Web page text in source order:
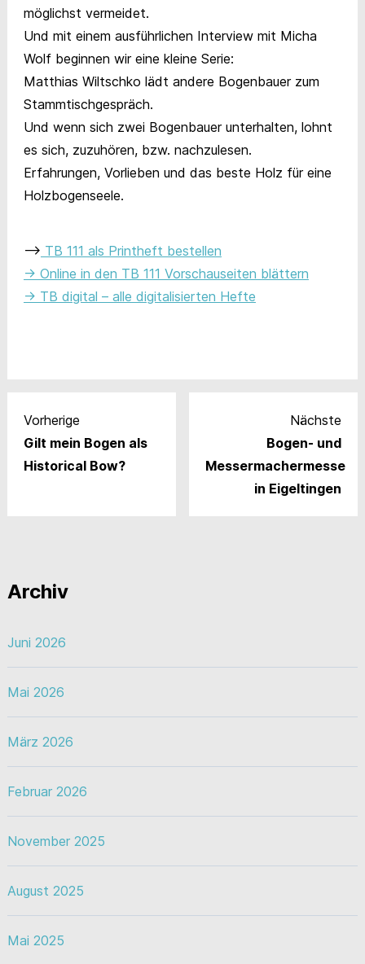
möglichst vermeidet.
Und mit einem ausführlichen Interview mit Micha
Wolf beginnen wir eine kleine Serie:
Matthias Wiltschko lädt andere Bogenbauer zum
Stammtischgespräch.
Und wenn sich zwei Bogenbauer unterhalten, lohnt
es sich, zuzuhören, bzw. nachzulesen.
Erfahrungen, Vorlieben und das beste Holz für eine
Holzbogenseele.
– > TB 111 als Printheft bestellen
-> Online in den TB 111 Vorschauseiten blättern
-> TB digital – alle digitalisierten Hefte
Vorherige
Gilt mein Bogen als
Historical Bow?
Nächste
Bogen- und
Messermachermesse
in Eigeltingen
Archiv
Juni 2026
Mai 2026
März 2026
Februar 2026
November 2025
August 2025
Mai 2025